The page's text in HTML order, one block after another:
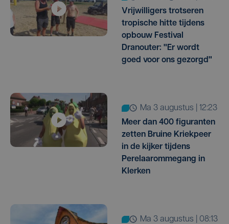
Vrijwilligers trotseren
tropische hitte tijdens
opbouw Festival
Dranouter: "Er wordt
goed voor ons gezorgd"
ma 3 augustus | 12:23
Meer dan 400 figuranten
zetten Bruine Kriekpeer
in de kijker tijdens
Perelaarommegang in
Klerken
ma 3 augustus | 08:13